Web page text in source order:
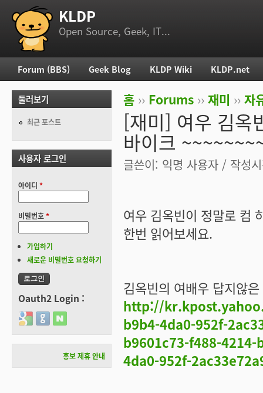
부 메뉴 KLDP
Open Source, Geek, IT...
현재 위치
홈 ›› Forums ›› 재미 ›› 자
[재미] 여우 김옥
바이크
글쓴이: 익명 사용자 / 작성
여우 김옥빈이 정말로 컴
한번 읽어보세요.
김옥빈의 여배우 답지않
http://
b9b4-4da0-952f-
b9601c73-f488-
4da0-952f-
주 메뉴
Forum (BBS) Geek Blog KLDP Wiki KLDP.net
둘러보기
최근 포스트
사용자 로그인
아이디 *
비밀번호*
가입하기
새로운 비밀번호 요청하기
Oauth2 Login :
Login with Google
Login with GitHub
Login with Naver
홍보 제휴 안내